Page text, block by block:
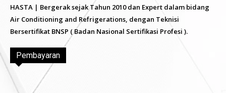
HASTA | Bergerak sejak Tahun 2010 dan Expert dalam bidang
Air Conditioning and Refrigerations, dengan Teknisi
Bersertifikat BNSP ( Badan Nasional Sertifikasi Profesi ).
Pembayaran